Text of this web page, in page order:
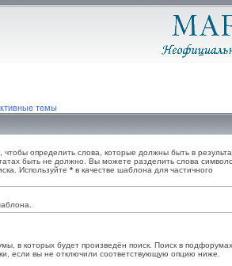
темы
, чтобы определить слова, которые должны быть в
быть не должно. Вы можете разделить слова
Используйте * в качестве шаблона для частичного
в которых будет произведён поиск. Поиск в подфорумах
если вы не отключили соответствующую опцию ниже.